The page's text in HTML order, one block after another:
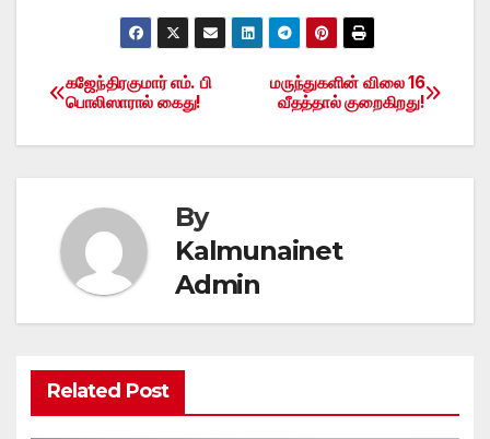
Post
navigation
மருந்துகளின் விலை 16
வீதத்தால் குறைகிறது!
கஜேந்திரகுமார் எம். பி
பொலிஸாரால் கைது!
By
Kalmunainet
Admin
Related Post